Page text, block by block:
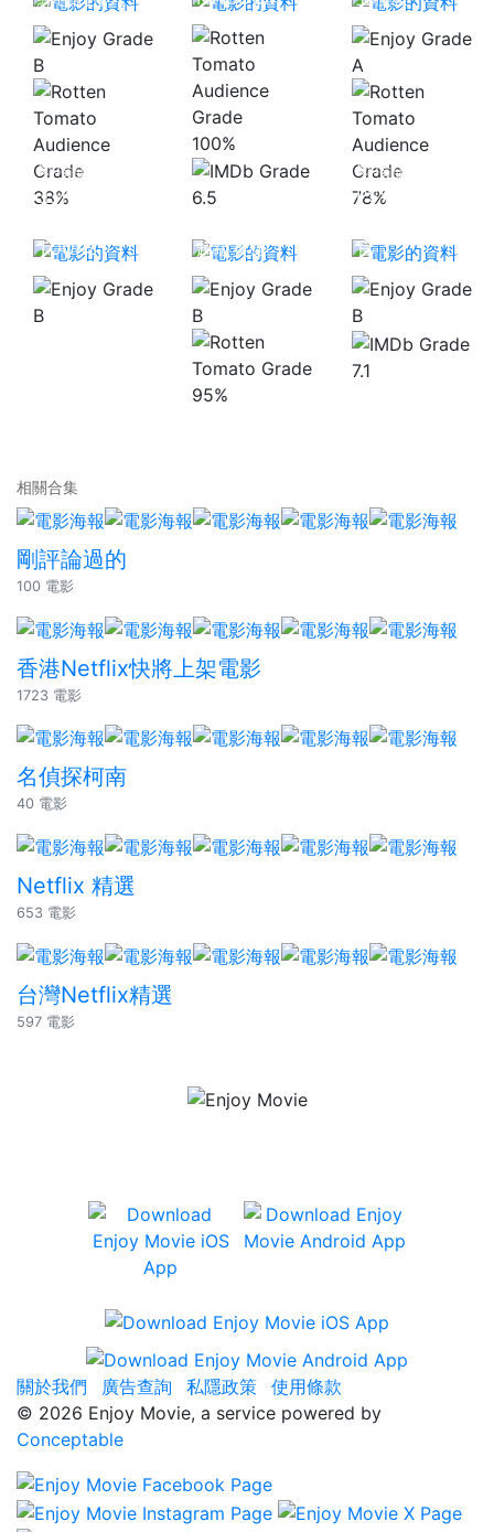
B
38%
100%
6.5
A
78%
劇場版 歌之☆
王子殿下♪真
TOURS
B
超級英雄
B
95%
劇場版
PSYCHO-
官
B
7.1
相關合集
剛評論過的
100 電影
香港Netflix快將上架電影
1723 電影
名偵探柯南
40 電影
Netflix 精選
653 電影
台灣Netflix精選
597 電影
關於我們 廣告查詢 私隱政策
使用條款
© 2026 Enjoy Movie, a service powered by
Conceptable